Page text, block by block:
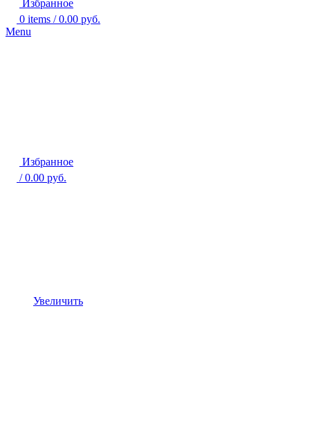
Избранное
0 items / 0.00 руб.
Menu
Избранное
/ 0.00 руб.
Увеличить